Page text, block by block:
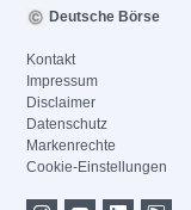
Deutsche Börse
Kontakt
Impressum
Disclaimer
Datenschutz
Markenrechte
Cookie-Einstellungen